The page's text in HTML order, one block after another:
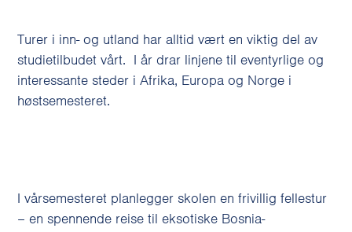
Turer i inn- og utland har alltid vært en viktig del av
studietilbudet vårt. I år drar linjene til eventyrlige og
interessante steder i Afrika, Europa og Norge i
høstsemesteret.
I vårsemesteret planlegger skolen en frivillig fellestur
– en spennende reise til eksotiske Bosnia-